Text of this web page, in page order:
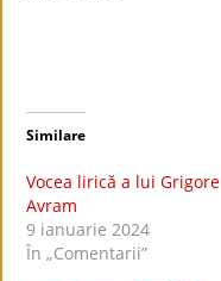
Similare
Vocea lirică a lui Grigore
Avram
9 ianuarie 2024
În „Comentarii”